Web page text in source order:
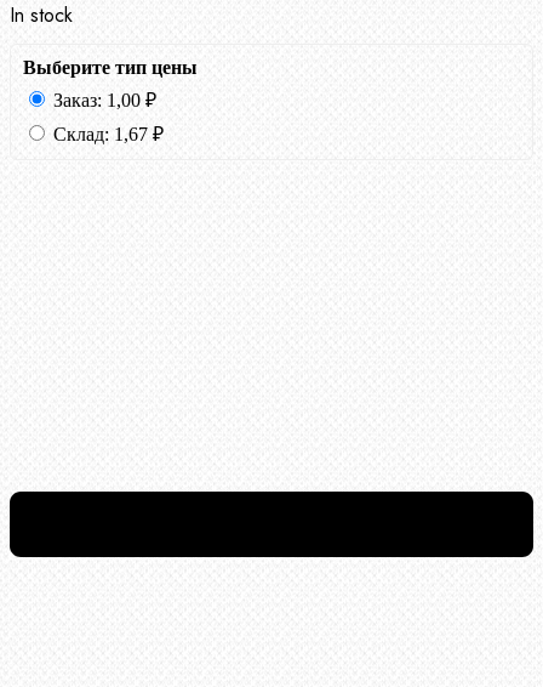
In stock
Выберите тип цены
Заказ: 1,00 ₽
Склад: 1,67 ₽